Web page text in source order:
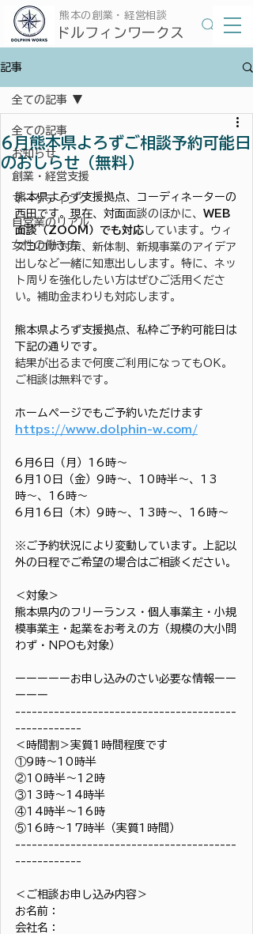
​ドルフィンワークス
​熊本の創業・経営相談
記事
全ての記事
お知らせ
創業・経営支援
マーケティング
自営業のリアル
女性の働き方
全ての記事
6月熊本県よろずご相談予約可能日
のおしらせ（無料）
熊本県よろず支援拠点、コーディネーターの
西田です。現在、対面面談のほかに、 WEB
面談（ZOOM）でも対応しています。ウィ
ズコロナ対策、新体制、新規事業のアイデア
出しなど一緒に知恵出しします。特に、ネッ
ト周りを強化したい方はぜひご活用くださ
い。補助金まわりも対応します。
熊本県よろず支援拠点、私枠ご予約可能日は
下記の通りです。
結果が出るまで何度ご利用になってもOK。
ご相談は無料です。
ホームページでもご予約いただけます
https://www.dolphin-w.com/
6月6日（月）16時〜
6月10日（金）9時〜、10時半〜、13
時〜、16時〜
6月16日（木）9時〜、13時〜、16時〜
※ご予約状況により変動しています。上記以
外の日程でご希望の場合はご相談ください。
＜対象＞
熊本県内のフリーランス・個人事業主・小規
模事業主・起業をお考えの方（規模の大小問
わず・NPOも対象）
ーーーーーお申し込みのさい必要な情報ーー
ーーー
----------------------------------------
------------
＜時間割＞実質1時間程度です
①9時〜10時半
②10時半〜12時
③13時〜14時半
④14時半〜16時
⑤16時〜17時半（実質1時間）
----------------------------------------
------------
＜ご相談お申し込み内容＞
お名前：
会社名：